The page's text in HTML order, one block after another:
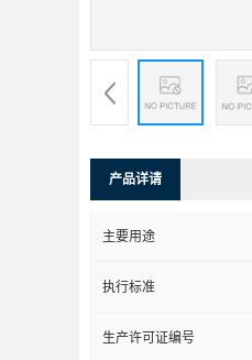
产品详请
主要用途
执行标准
生产许可证编号